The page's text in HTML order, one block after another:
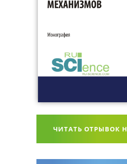
ЧИТАТЬ ОТРЫВОК